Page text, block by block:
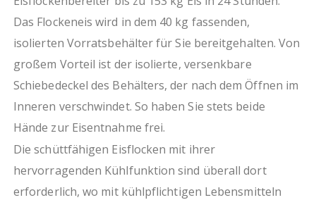
geeignet bis zu einer Umgebungstemperatur von
43 °C
Festwasseranschluss und Wasserablauf
erforderlich
Wasserenthärtung empfohlen ab 6dH
für den Innenbereich
Luftzirkulation am Standort muss gewährleistet
ohne Ablaufpumpe
Höhe ohne Beine 920 mm, Beinhöhe 110 mm - 150
mm
italienisches, zertifiziertes Qualitätsprodukt
Das Flockeneis wird in dem 40 kg fassenden,
isolierten Vorratsbehälter für Sie bereitgehalten. Von
großem Vorteil ist der isolierte, versenkbare
Schiebedeckel des Behälters, der nach dem Öffnen im
Inneren verschwindet. So haben Sie stets beide
Hände zur Eisentnahme frei.
Die schüttfähigen Eisflocken mit ihrer
hervorragenden Kühlfunktion sind überall dort
erforderlich, wo mit kühlpflichtigen Lebensmitteln